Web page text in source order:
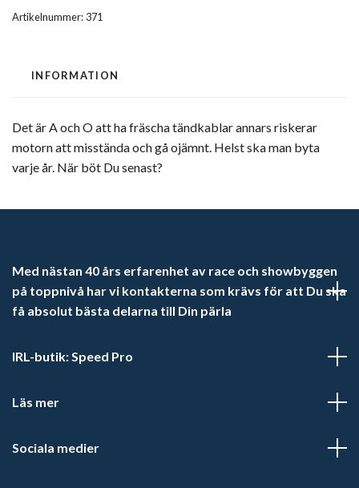
Artikelnummer: 371
INFORMATION
Det är A och O att ha fräscha tändkablar annars riskerar
motorn att misstända och gå ojämnt. Helst ska man byta
varje år. När böt Du senast?
Med nästan 40 års erfarenhet av race och showbyggen
på toppnivå har vi kontakterna som krävs för att Du ska
få absolut bästa delarna till Din pärla
IRL-butik: Speed Pro
Läs mer
Sociala medier